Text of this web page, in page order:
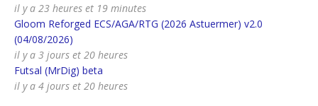
il y a 23 heures et 19 minutes
Gloom Reforged ECS/AGA/RTG (2026 Astuermer) v2.0
(04/08/2026)
il y a 3 jours et 20 heures
Futsal (MrDig) beta
il y a 4 jours et 20 heures